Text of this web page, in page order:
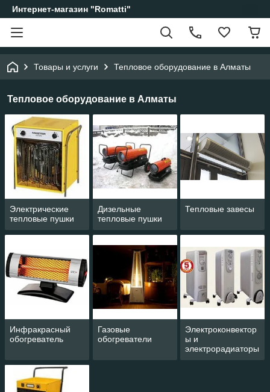
Интернет-магазин "Romatti"
Товары и услуги Тепловое оборудование в Алматы
Тепловое оборудование в Алматы
Электрические
тепловые пушки
Дизельные
тепловые пушки
Тепловые завесы
Инфракрасный
обогреватель
Газовые
обогреватели
Электроконвектор
ы и
электрорадиаторы